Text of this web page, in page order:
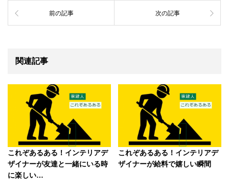
前の記事 次の記事
関連記事
これぞあるある！インテリアデ
ザイナーが友達と一緒にいる時
に楽しい…
これぞあるある！インテリアデ
ザイナーが給料で嬉しい瞬間